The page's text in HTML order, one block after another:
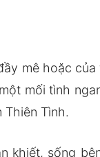
mê hoặc
mối tình
Thiên Tình.
khiết, sống